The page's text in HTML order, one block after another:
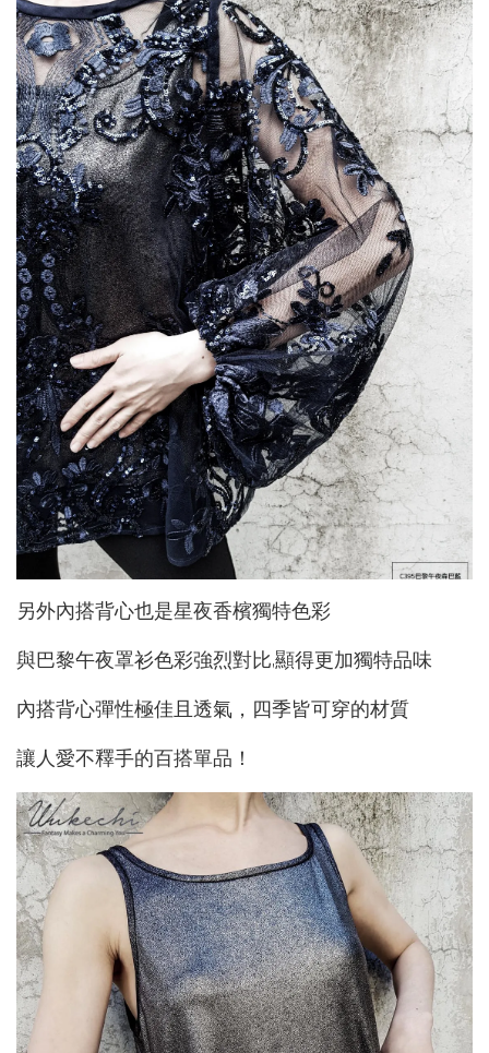
另外內搭背心也是星夜香檳獨特色彩
與巴黎午夜罩衫色彩強烈對比,顯得更加獨特品味
內搭背心彈性極佳且透氣，四季皆可穿的材質
讓人愛不釋手的百搭單品！